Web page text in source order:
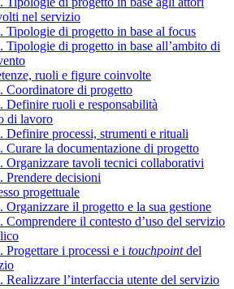
nel servizio
Tipologie di progetto in base al focus
Tipologie di progetto in base all’ambito di
ruoli e figure coinvolte
Coordinatore di progetto
Definire ruoli e responsabilità
di lavoro
Definire processi, strumenti e rituali
Curare la documentazione di progetto
Organizzare tavoli tecnici collaborativi
Prendere decisioni
progettuale
Organizzare il progetto e la sua gestione
Comprendere il contesto d’uso del servizio
Progettare i processi e i touchpointdel
Realizzare l’interfaccia utente del servizio